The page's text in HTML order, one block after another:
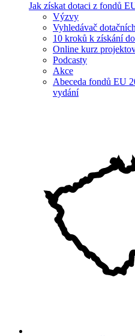
Jak získat dotaci z fondů
Výzvy
Vyhledávač
10 kroků k získání
Online kurz
Podcasty
Akce
Abeceda fondů EU
vydání